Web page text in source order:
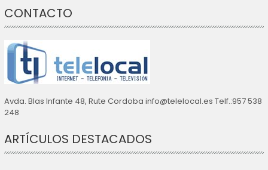
CONTACTO
Avda. Blas Infante 48, Rute Cordoba info@telelocal.es Telf.:957 538
248
ARTÍCULOS DESTACADOS